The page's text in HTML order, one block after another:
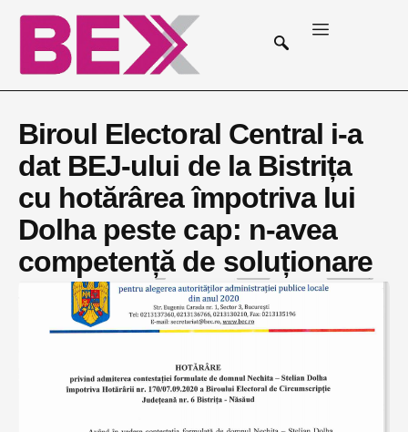
Biroul Electoral Central i-a
dat BEJ-ului de la Bistrița
cu hotărârea împotriva lui
Dolha peste cap: n-avea
competență de soluționare